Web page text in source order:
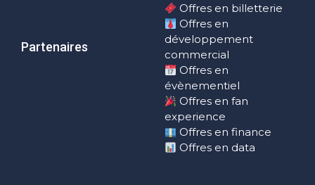
Partenaires
Offres en billetterie
Offres en
développement
commercial
Offres en
évènementiel
Offres en fan
experience
Offres en finance
Offres en data